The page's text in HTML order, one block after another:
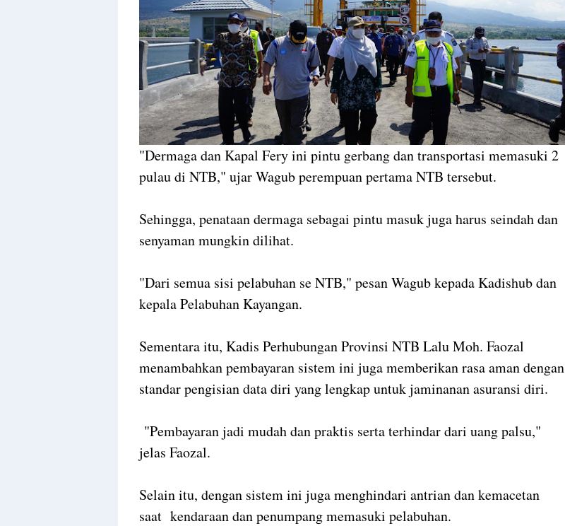
"Dermaga dan Kapal Fery ini pintu gerbang dan transportasi memasuki 2
pulau di NTB," ujar Wagub perempuan pertama NTB tersebut.
Sehingga, penataan dermaga sebagai pintu masuk juga harus seindah dan
senyaman mungkin dilihat.
"Dari semua sisi pelabuhan se NTB," pesan Wagub kepada Kadishub dan
kepala Pelabuhan Kayangan.
Sementara itu, Kadis Perhubungan Provinsi NTB Lalu Moh. Faozal
menambahkan pembayaran sistem ini juga memberikan rasa aman dengan
standar pengisian data diri yang lengkap untuk jaminanan asuransi diri.
"Pembayaran jadi mudah dan praktis serta terhindar dari uang palsu,"
jelas Faozal.
Selain itu, dengan sistem ini juga menghindari antrian dan kemacetan
saat kendaraan dan penumpang memasuki pelabuhan.